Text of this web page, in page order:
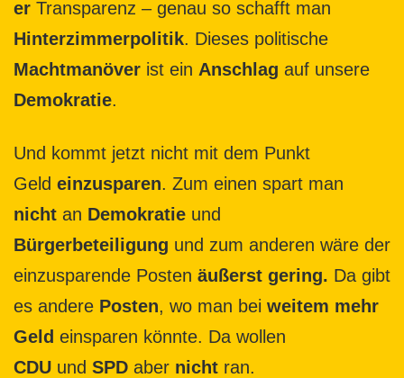
er Transparenz – genau so schafft man
Hinterzimmerpolitik. Dieses politische
Machtmanöver ist ein Anschlag auf unsere
Demokratie.
Und kommt jetzt nicht mit dem Punkt
Geld einzusparen. Zum einen spart man
nicht an Demokratie und
Bürgerbeteiligung und zum anderen wäre der
einzusparende Posten äußerst gering. Da gibt
es andere Posten, wo man bei weitem mehr
Geld einsparen könnte. Da wollen
CDU und SPD aber nicht ran.